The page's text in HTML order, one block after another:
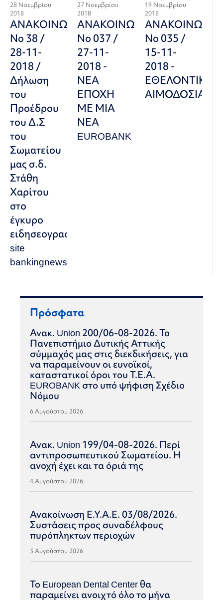
28 Νοεμβρίου
2018
ΑΝΑΚΟΙΝΩΣΗ
Νο 38 /
28-11-
2018 /
Δήλωση
του
Προέδρου
του Δ.Σ
του
Σωματείου
μας σ.δ.
Στάθη
Χαρίτου
στο
έγκυρο
ειδησεογραφικό
site
bankingnews.gr
27 Νοεμβρίου
2018
ΑΝΑΚΟΙΝΩΣΗ
Νο 037 /
27-11-
2018 -
ΝΕΑ
ΕΠΟΧΗ
ΜΕ ΜΙΑ
ΝΕΑ
EUROBANK
19 Νοεμβρίου
2018
ΑΝΑΚΟΙΝΩΣΗ
Νο 035 /
15-11-
2018 -
ΕΘΕΛΟΝΤΙΚΗ
ΑΙΜΟΔΟΣΙΑ
Πρόσφατα
Ανακ. Union 200/06-08-2026. Το
Πανεπιστήμιο Δυτικής Αττικής
σύμμαχός μας στις διεκδικήσεις, για
να παραμείνουν οι ευνοϊκοί,
καταστατικοί όροι του Τ.Ε.Α.
EUROBANK στο υπό ψήφιση Σχέδιο
Νόμου
6 Αυγούστου 2026
Ανακ. Union 199/04-08-2026. Περί
αντιπροσωπευτικού Σωματείου. Η
ανοχή έχει και τα όριά της
4 Αυγούστου 2026
Ανακοίνωση Ε.Υ.Α.Ε. 03/08/2026.
Συστάσεις προς συναδέλφους
πυρόπληκτων περιοχών
3 Αυγούστου 2026
Το European Dental Center θα
παραμείνει ανοιχτό όλο το μήνα